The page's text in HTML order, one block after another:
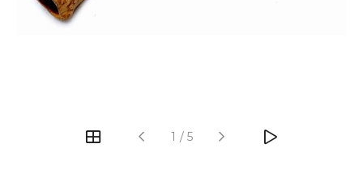
1 / 5